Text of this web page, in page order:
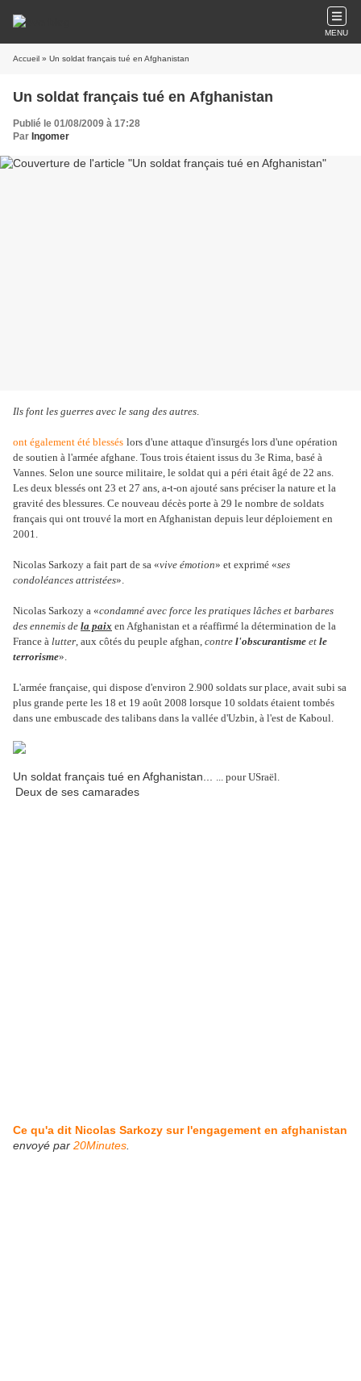
MENU
Accueil » Un soldat français tué en Afghanistan
Un soldat français tué en Afghanistan
Publié le 01/08/2009 à 17:28
Par Ingomer
Ils font les guerres avec le sang des autres.
ont également été blessés lors d'une attaque d'insurgés lors d'une opération
de soutien à l'armée afghane. Tous trois étaient issus du 3e Rima, basé à
Vannes. Selon une source militaire, le soldat qui a péri était âgé de 22 ans.
Les deux blessés ont 23 et 27 ans, a-t-on ajouté sans préciser la nature et la
gravité des blessures. Ce nouveau décès porte à 29 le nombre de soldats
français qui ont trouvé la mort en Afghanistan depuis leur déploiement en
2001.
Nicolas Sarkozy a fait part de sa «vive émotion» et exprimé «ses
condoléances attristées».
Nicolas Sarkozy a «condamné avec force les pratiques lâches et barbares
des ennemis de la paix en Afghanistan et a réaffirmé la détermination de la
France à lutter, aux côtés du peuple afghan, contre l'obscurantisme et le
terrorisme».
L'armée française, qui dispose d'environ 2.900 soldats sur place, avait subi sa
plus grande perte les 18 et 19 août 2008 lorsque 10 soldats étaient tombés
dans une embuscade des talibans dans la vallée d'Uzbin, à l'est de Kaboul.
Un soldat français tué en Afghanistan... ... pour USraël.
Deux de ses camarades
Ce qu'a dit Nicolas Sarkozy sur l'engagement en afghanistan
envoyé par 20Minutes